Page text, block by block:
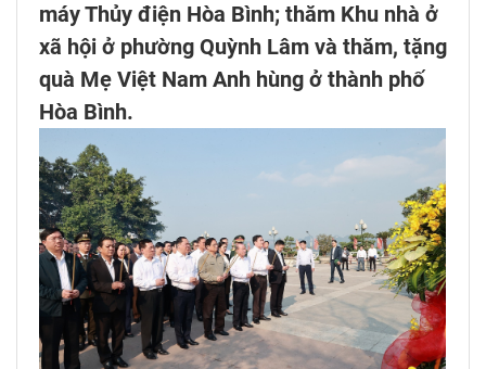
máy Thủy điện Hòa Bình; thăm Khu nhà ở
xã hội ở phường Quỳnh Lâm và thăm, tặng
quà Mẹ Việt Nam Anh hùng ở thành phố
Hòa Bình.